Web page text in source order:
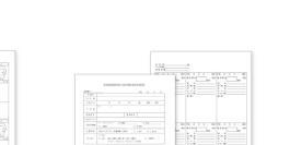
追加しました。
カートへ進む